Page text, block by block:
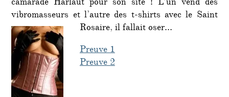
camarade Harlaut pour son site ! L’un vend des
vibromasseurs et l’autre des t-shirts avec le Saint
Rosaire, il fallait oser…
Preuve 1
Preuve 2